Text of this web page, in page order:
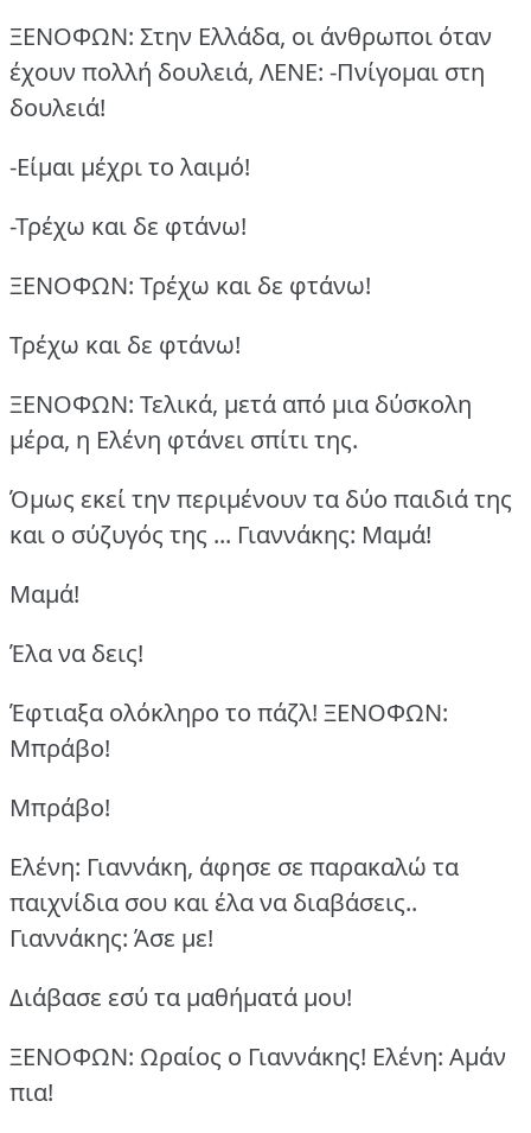
ΞΕΝΟΦΩΝ: Στην Ελλάδα, οι άνθρωποι όταν
έχουν πολλή δουλειά, ΛΕΝΕ: -Πνίγομαι στη
δουλειά!
-Είμαι μέχρι το λαιμό!
-Τρέχω και δε φτάνω!
ΞΕΝΟΦΩΝ: Τρέχω και δε φτάνω!
Τρέχω και δε φτάνω!
ΞΕΝΟΦΩΝ: Τελικά, μετά από μια δύσκολη
μέρα, η Ελένη φτάνει σπίτι της.
Όμως εκεί την περιμένουν τα δύο παιδιά της
και ο σύζυγός της ... Γιαννάκης: Μαμά!
Μαμά!
Έλα να δεις!
Έφτιαξα ολόκληρο το πάζλ! ΞΕΝΟΦΩΝ:
Μπράβο!
Μπράβο!
Ελένη: Γιαννάκη, άφησε σε παρακαλώ τα
παιχνίδια σου και έλα να διαβάσεις..
Γιαννάκης: Άσε με!
Διάβασε εσύ τα μαθήματά μου!
ΞΕΝΟΦΩΝ: Ωραίος ο Γιαννάκης! Ελένη: Aμάν
πια!